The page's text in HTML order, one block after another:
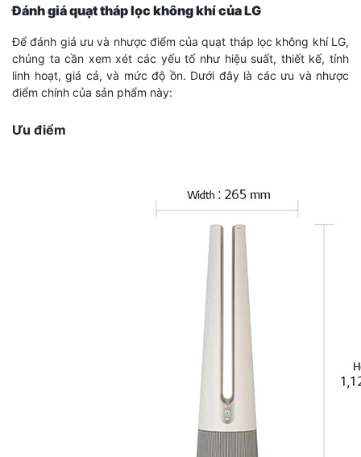
Đánh giá quạt tháp lọc không khí của LG
Để đánh giá ưu và nhược điểm của quạt tháp lọc không khí LG,
chúng ta cần xem xét các yếu tố như hiệu suất, thiết kế, tính
linh hoạt, giá cả, và mức độ ồn. Dưới đây là các ưu và nhược
điểm chính của sản phẩm này:
Ưu điểm